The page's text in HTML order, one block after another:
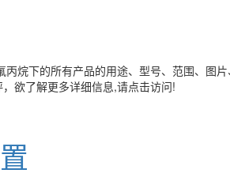
丙烷下的所有产品的用途、型号、范围、图
欲了解更多详细信息,请点击访问!